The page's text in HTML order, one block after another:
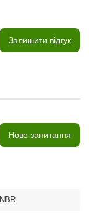
Залишити відгук
Нове запитання
NBR